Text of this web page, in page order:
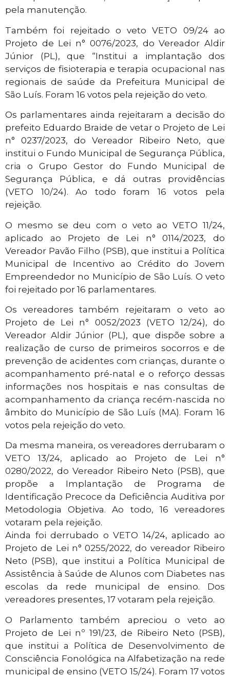
pela manutenção.
Também foi rejeitado o veto VETO 09/24 ao
Projeto de Lei n° 0076/2023, do Vereador Aldir
Júnior (PL), que “Institui a implantação dos
serviços de fisioterapia e terapia ocupacional nas
regionais de saúde da Prefeitura Municipal de
São Luís. Foram 16 votos pela rejeição do veto.
Os parlamentares ainda rejeitaram a decisão do
prefeito Eduardo Braide de vetar o Projeto de Lei
n° 0237/2023, do Vereador Ribeiro Neto, que
institui o Fundo Municipal de Segurança Pública,
cria o Grupo Gestor do Fundo Municipal de
Segurança Pública, e dá outras providências
(VETO 10/24). Ao todo foram 16 votos pela
rejeição.
O mesmo se deu com o veto ao VETO 11/24,
aplicado ao Projeto de Lei n° 0114/2023, do
Vereador Pavão Filho (PSB), que institui a Política
Municipal de Incentivo ao Crédito do Jovem
Empreendedor no Município de São Luís. O veto
foi rejeitado por 16 parlamentares.
Os vereadores também rejeitaram o veto ao
Projeto de Lei n° 0052/2023 (VETO 12/24), do
Vereador Aldir Júnior (PL), que dispõe sobre a
realização de curso de primeiros socorros e de
prevenção de acidentes com crianças, durante o
acompanhamento pré-natal e o reforço dessas
informações nos hospitais e nas consultas de
acompanhamento da criança recém-nascida no
âmbito do Município de São Luís (MA). Foram 16
votos pela rejeição do veto.
Da mesma maneira, os vereadores derrubaram o
VETO 13/24, aplicado ao Projeto de Lei n°
0280/2022, do Vereador Ribeiro Neto (PSB), que
propõe a Implantação de Programa de
Identificação Precoce da Deficiência Auditiva por
Metodologia Objetiva. Ao todo, 16 vereadores
votaram pela rejeição.
Ainda foi derrubado o VETO 14/24, aplicado ao
Projeto de Lei n° 0255/2022, do vereador Ribeiro
Neto (PSB), que institui a Política Municipal de
Assistência à Saúde de Alunos com Diabetes nas
escolas da rede municipal de ensino. Dos
vereadores presentes, 17 votaram pela rejeição.
O Parlamento também apreciou o veto ao
Projeto de Lei nº 191/23, de Ribeiro Neto (PSB),
que institui a Política de Desenvolvimento de
Consciência Fonológica na Alfabetização na rede
municipal de ensino (VETO 15/24). Foram 17 votos